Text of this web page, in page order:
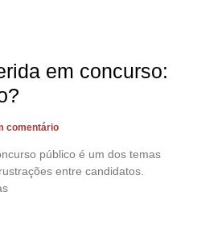
em concurso:
comentário
público é um dos temas
entre candidatos.